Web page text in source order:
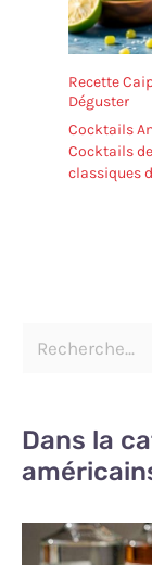
Recette
Déguster
Cocktails
Cocktails
classiques
Dans la